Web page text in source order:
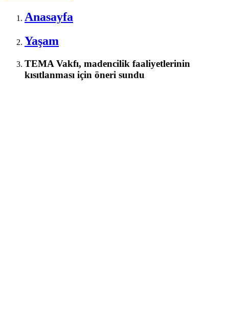
Anasayfa
Yaşam
TEMA Vakfı, madencilik faaliyetlerinin
kısıtlanması için öneri sundu